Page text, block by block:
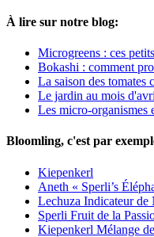
À lire sur notre blog:
Microgreens : ces
Bokashi : comment
La saison des tomates
Le jardin au mois
Les micro-organismes
Bloomling, c'est par
Kiepenkerl
Aneth « Sperli’s
Lechuza Indicateur de
Sperli Fruit de la
Kiepenkerl Mélange